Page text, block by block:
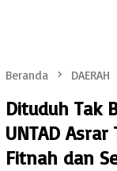
Beranda DAERAH
Dituduh Tak
UNTAD
Fitnah dan